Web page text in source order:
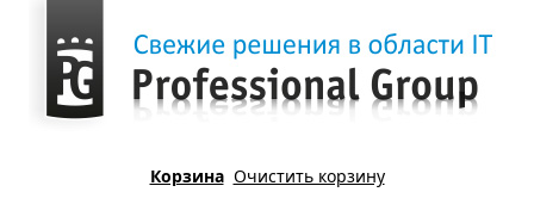
Корзина Очистить корзину